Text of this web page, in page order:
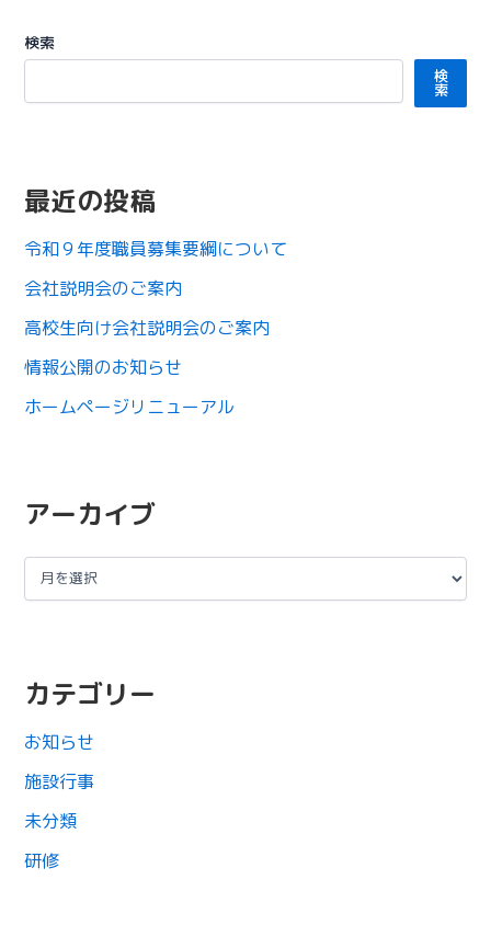
検索
検
索
最近の投稿
令和９年度職員募集要綱について
会社説明会のご案内
高校生向け会社説明会のご案内
情報公開のお知らせ
ホームページリニューアル
アーカイブ
カテゴリー
お知らせ
施設行事
未分類
研修